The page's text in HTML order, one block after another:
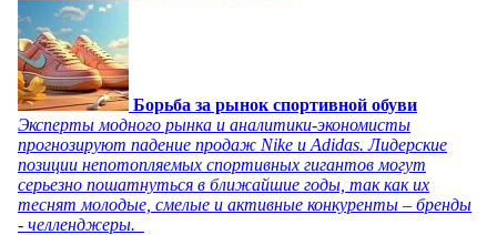
Борьба за рынок спортивной обуви
Эксперты модного рынка и аналитики-экономисты
прогнозируют падение продаж Nike и Adidas. Лидерские
позиции непотопляемых спортивных гигантов могут
серьезно пошатнуться в ближайшие годы, так как их
теснят молодые, смелые и активные конкуренты – бренды
- челленджеры.